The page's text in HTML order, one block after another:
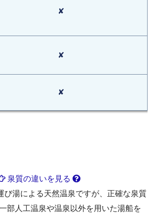
✘
✘
✘
泉質の違いを見る
び湯による天然温泉ですが、正確な泉質
部人工温泉や温泉以外を用いた湯船を